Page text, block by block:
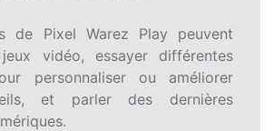
de Pixel Warez Play peuvent
vidéo, essayer différentes
personnaliser ou améliorer
et parler des dernières